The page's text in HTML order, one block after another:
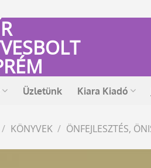
Üzletünk Kiara Kiadó
/ KÖNYVEK / ÖNFEJLESZTÉS,